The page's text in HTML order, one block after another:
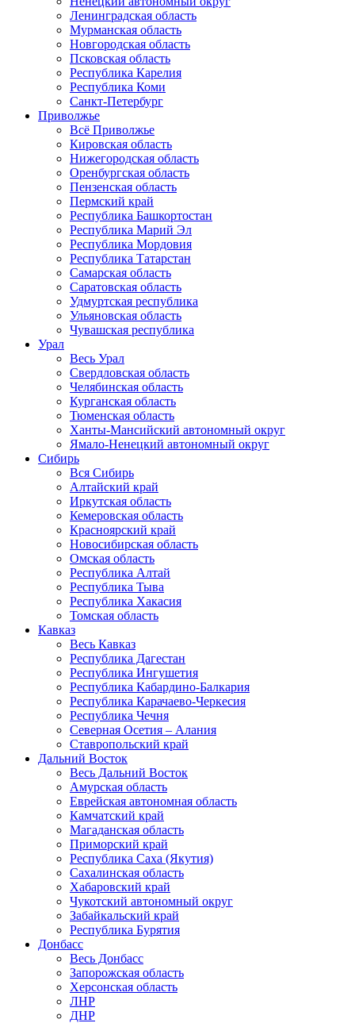
Ленинградская область
Мурманская область
Новгородская область
Псковская область
Республика Карелия
Республика Коми
Санкт-Петербург
Приволжье
Всё Приволжье
Кировская область
Нижегородская область
Оренбургская область
Пензенская область
Пермский край
Республика Башкортостан
Республика Марий Эл
Республика Мордовия
Республика Татарстан
Самарская область
Саратовская область
Удмуртская республика
Ульяновская область
Чувашская республика
Урал
Весь Урал
Свердловская область
Челябинская область
Курганская область
Тюменская область
Ханты-Мансийский автономный округ
Ямало-Ненецкий автономный округ
Сибирь
Вся Сибирь
Алтайский край
Иркутская область
Кемеровская область
Красноярский край
Новосибирская область
Омская область
Республика Алтай
Республика Тыва
Республика Хакасия
Томская область
Кавказ
Весь Кавказ
Республика Дагестан
Республика Ингушетия
Республика Кабардино-Балкария
Республика Карачаево-Черкесия
Республика Чечня
Северная Осетия – Алания
Ставропольский край
Дальний Восток
Весь Дальний Восток
Амурская область
Еврейская автономная область
Камчатский край
Магаданская область
Приморский край
Республика Саха (Якутия)
Сахалинская область
Хабаровский край
Чукотский автономный округ
Забайкальский край
Республика Бурятия
Донбасс
Весь Донбасс
Запорожская область
Херсонская область
ЛНР
ДНР